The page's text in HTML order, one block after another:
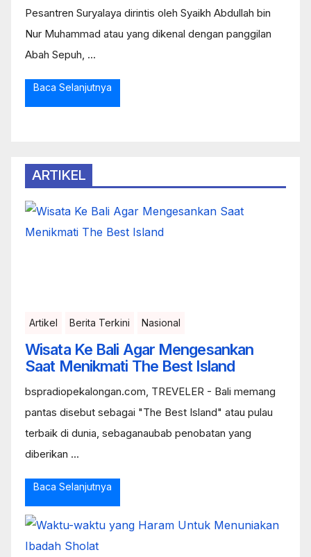
Pesantren Suryalaya dirintis oleh Syaikh Abdullah bin
Nur Muhammad atau yang dikenal dengan panggilan
Abah Sepuh, ...
Baca Selanjutnya
ARTIKEL
Artikel Berita Terkini Nasional
Wisata Ke Bali Agar Mengesankan
Saat Menikmati The Best Island
bspradiopekalongan.com, TREVELER - Bali memang
pantas disebut sebagai "The Best Island" atau pulau
terbaik di dunia, sebaganaubab penobatan yang
diberikan ...
Baca Selanjutnya